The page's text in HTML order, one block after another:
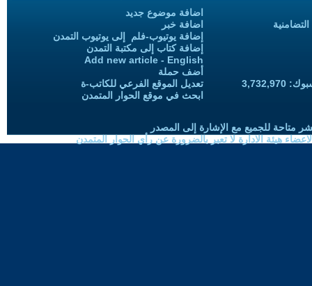
اضافة موضوع جديد
اضافة خبر
إضافة يوتيوب-فلم إلى يوتيوب التمدن
إضافة كتاب إلى مكتبة التمدن
Add new article - English
أضف حملة
تعديل الموقع الفرعي للكاتب-ة
ابحث في موقع الحوار المتمدن
متاحة للجميع مع الإشارة إلى المصدر
هيئة الادارة لا تعبر بالضرورة عن رأي الحوار المتمدن